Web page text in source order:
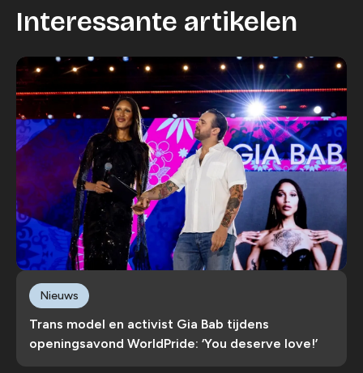
Interessante artikelen
Trans model en activist Gia Bab tijdens
openingsavond WorldPride: ‘You deserve love!’
Nieuws